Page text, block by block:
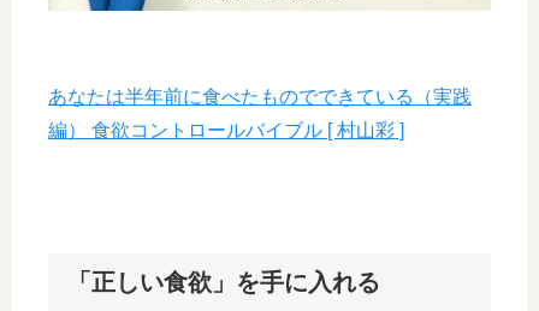
あなたは半年前に食べたものでできている（実践
編） 食欲コントロールバイブル [ 村山彩 ]
「正しい食欲」を手に入れる